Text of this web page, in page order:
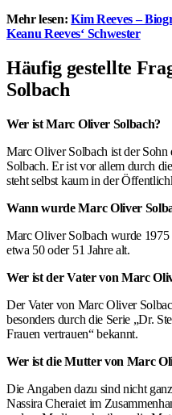
Mehr lesen:Kim Reeves –
Keanu Reeves‘ Schwester
Häufig gestellte
Solbach
Wer ist Marc Oliver Solbach?
Marc Oliver Solbach ist der Sohn
Solbach. Er ist vor allem durch
steht selbst kaum in der
Wann wurde Marc Oliver
Marc Oliver Solbach wurde 1975
etwa 50 oder 51 Jahre alt.
Wer ist der Vater von Marc
Der Vater von Marc Oliver
besonders durch die Serie „Dr.
Frauen vertrauen“ bekannt.
Wer ist die Mutter von Marc
Die Angaben dazu sind nicht
Nassira Cheraiet im